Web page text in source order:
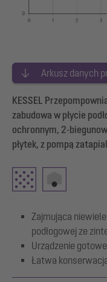
Arkusz danych
KESSEL
zabudowa w płycie
ochronnym, 2-
płytek, z pompą
Zajmująca
podłogowej ze
Urządzenie
Łatwa